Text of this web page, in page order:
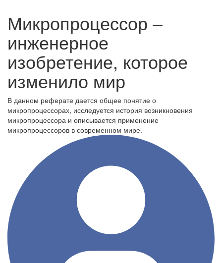
Микропроцессор –
инженерное
изобретение, которое
изменило мир
В данном реферате дается общее понятие о
микропроцессорах, исследуется история возникновения
микропроцессора и описывается применение
микропроцессоров в современном мире.